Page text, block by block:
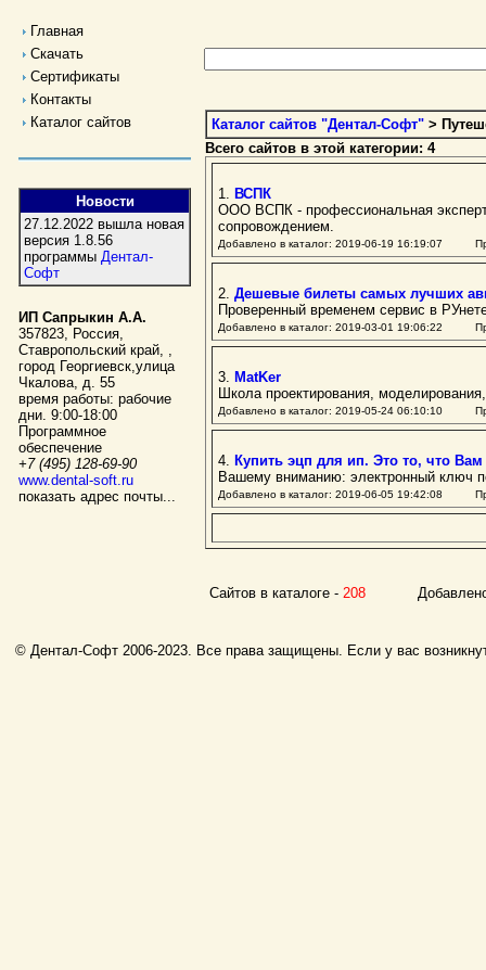
Главная
Скачать
Сертификаты
Контакты
Каталог сайтов
Новости
27.12.2022 вышла новая
версия 1.8.56
программы Дентал-
Софт
ИП Сапрыкин А.А.
357823, Россия,
Ставропольский край, ,
город Георгиевск,улица
Чкалова, д. 55
время работы: рабочие
дни. 9:00-18:00
Программное
обеспечение
+7 (495) 128-69-90
www.dental-soft.ru
показать адрес почты...
Каталог сайтов "Дентал-Софт" >
Всего сайтов в этой категории: 4
1. ВСПК
ООО ВСПК - профессиональная
сопровождением.
Добавлено в каталог: 2019-06-19 16:19:07
2. Дешевые билеты самых лучших
Проверенный временем сервис в
Добавлено в каталог: 2019-03-01 19:06:22
3. MatKer
Школа проектирования,
Добавлено в каталог: 2019-05-24 06:10:10
4. Купить эцп для ип. Это то, что
Вашему вниманию: электронный ключ
Добавлено в каталог: 2019-06-05 19:42:08
Сайтов в каталоге - 208 Добавлено
© Дентал-Софт 2006-2023. Все права защищены. Если у вас